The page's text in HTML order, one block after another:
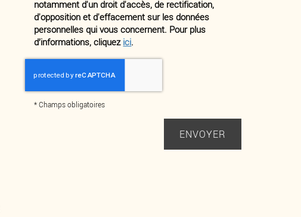
notamment d'un droit d'accès, de rectification,
d'opposition et d'effacement sur les données
personnelles qui vous concernent. Pour plus
d’informations, cliquez ici.
*Champs obligatoires